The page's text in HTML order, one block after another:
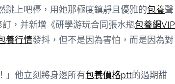
跳上吧檯，用她那極度鎮靜且優雅的包養聲
，并新增《研學游玩合同張水瓶包養網VIP
養行情發抖，但不是因為害怕，而是因為對
」他立刻將身邊所有包養價格ptt的過期甜